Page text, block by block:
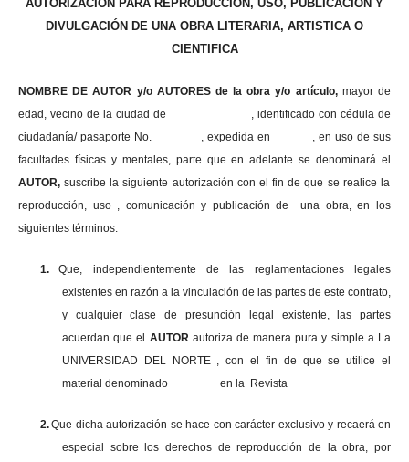
AUTORIZACIÓN PARA REPRODUCCIÓN, USO, PUBLICACIÓN Y
DIVULGACIÓN DE UNA OBRA LITERARIA, ARTISTICA O
CIENTIFICA
NOMBRE DE AUTOR y/o AUTORES de la obra y/o artículo, mayor de
edad, vecino de la ciudad de , identificado con cédula de
ciudadanía/ pasaporte No. , expedida en , en uso de sus
facultades físicas y mentales, parte que en adelante se denominará el
AUTOR,suscribe la siguiente autorización con el fin de que se realice la
reproducción, uso , comunicación y publicación de una obra, en los
siguientes términos:
1.
Que, independientemente de las reglamentaciones legales
existentes en razón a la vinculación de las partes de este contrato,
y cualquier clase de presunción legal existente, las partes
acuerdan que el AUTOR autoriza de manera pura y simple a La
UNIVERSIDAD DEL NORTE , con el fin de que se utilice el
material denominado en la Revista
2.Que dicha autorización se hace con carácter exclusivo y recaerá en
especial sobre los derechos de reproducción de la obra, por